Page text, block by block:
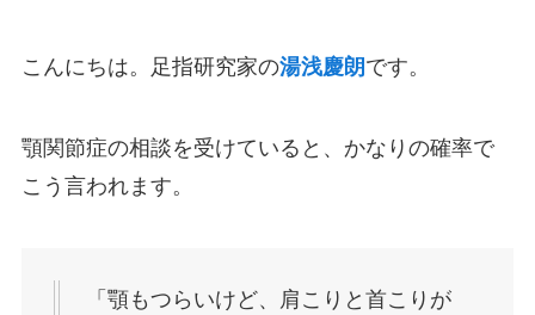
こんにちは。足指研究家の湯浅慶朗 です。
顎関節症の相談を受けていると、かなりの確率で
こう言われます。
「顎もつらいけど、肩こりと首こりが